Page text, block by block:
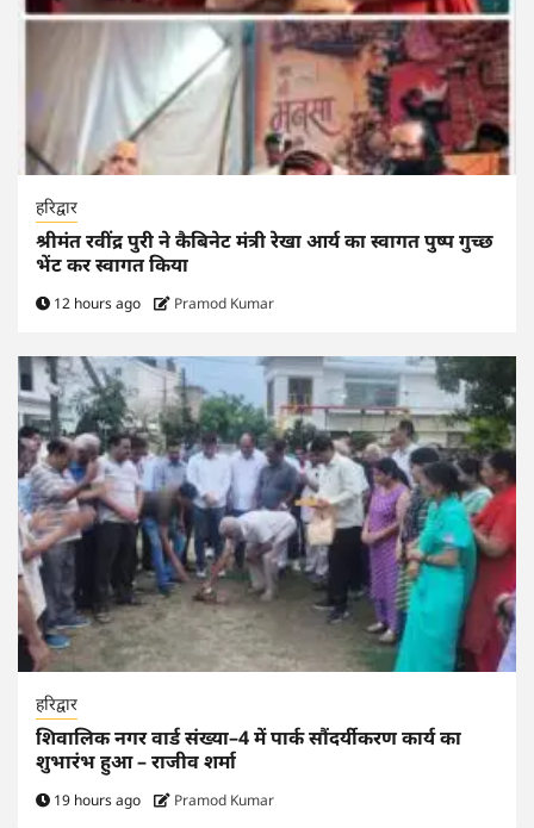
हरिद्वार
श्रीमंत रवींद्र पुरी ने कैबिनेट मंत्री रेखा आर्य का स्वागत पुष्प गुच्छ
भेंट कर स्वागत किया
12 hours ago Pramod Kumar
हरिद्वार
शिवालिक नगर वार्ड संख्या–4 में पार्क सौंदर्यीकरण कार्य का
शुभारंभ हुआ – राजीव शर्मा
19 hours ago Pramod Kumar